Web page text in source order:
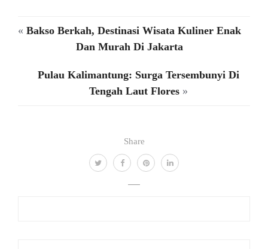
Share
« Bakso Berkah, Destinasi Wisata Kuliner Enak
Dan Murah Di Jakarta
Pulau Kalimantung: Surga Tersembunyi Di
Tengah Laut Flores »